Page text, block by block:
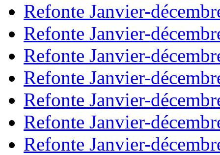
Refonte Janvier-
Refonte Janvier-
Refonte Janvier-
Refonte Janvier-
Refonte Janvier-
Refonte Janvier-
Refonte Janvier-